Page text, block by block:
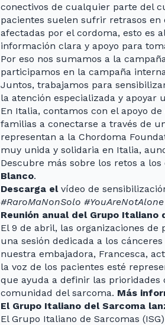
conectivos de cualquier parte del
pacientes suelen sufrir retrasos en
afectadas por el cordoma, esto es
información clara y apoyo para
Por eso nos sumamos a la
participamos en la campaña
Juntos, trabajamos para
la atención especializada y apoyar
En Italia, contamos con el apoyo
familias a conectarse a través de
representan a la Chordoma
muy unida y solidaria en Italia,
Descubre más sobre los retos a
Blanco.
Descarga el vídeo de
#RaroMaNonSolo #YouAreNotAlone
Reunión anual del Grupo Italiano
El 9 de abril, las organizaciones
una sesión dedicada a los
nuestra embajadora, Francesca,
la voz de los pacientes esté
que ayuda a definir las prioridades
comunidad del sarcoma. Más
El Grupo Italiano del Sarcoma
El Grupo Italiano de Sarcomas